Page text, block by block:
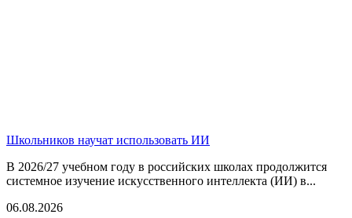
Школьников научат использовать ИИ
В 2026/27 учебном году в российских школах продолжится
системное изучение искусственного интеллекта (ИИ) в...
06.08.2026